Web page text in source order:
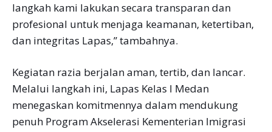
langkah kami lakukan secara transparan dan
profesional untuk menjaga keamanan, ketertiban,
dan integritas Lapas,” tambahnya.
Kegiatan razia berjalan aman, tertib, dan lancar.
Melalui langkah ini, Lapas Kelas I Medan
menegaskan komitmennya dalam mendukung
penuh Program Akselerasi Kementerian Imigrasi